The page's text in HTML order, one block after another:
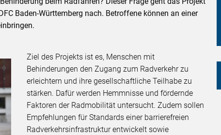
Baden-Württemberg nach. Betroffene können an einer
Ziel des Projekts ist es, Menschen mit
Behinderungen den Zugang zum Radverkehr zu
erleichtern und ihre gesellschaftliche Teilhabe zu
stärken. Dafür werden Hemmnisse und fördernde
Faktoren der Radmobilität untersucht. Zudem sollen
Empfehlungen für Standards einer barrierefreien
Radverkehrsinfrastruktur entwickelt sowie